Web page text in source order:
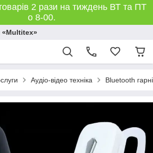
2 рази на тиждень ВТ та ПТ
о 8-00.
«Multitex»
Аудіо-відео техніка Bluetooth